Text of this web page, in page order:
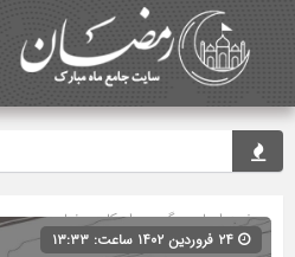
صفحه اصلی» گروه »احکام رمضان